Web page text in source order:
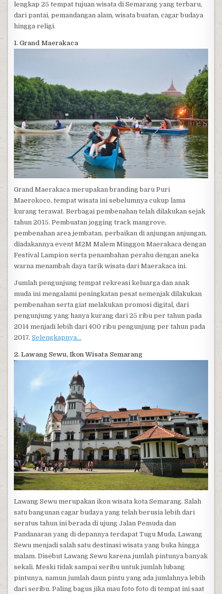
lengkap 25 tempat tujuan wisata di Semarang yang terbaru,
dari pantai, pemandangan alam, wisata buatan, cagar budaya
hingga religi.
1. Grand Maerakaca
Grand Maerakaca merupakan branding baru Puri
Maerokoco, tempat wisata ini sebelumnya cukup lama
kurang terawat. Berbagai pembenahan telah dilakukan sejak
tahun 2015. Pembuatan jogging track mangrove,
pembenahan area jembatan, perbaikan di anjungan anjungan,
diadakannya event M2M Malem Minggon Maerakaca dengan
Festival Lampion serta penambahan perahu dengan aneka
warna menambah daya tarik wisata dari Maerakaca ini.
Jumlah pengunjung tempat rekreasi keluarga dan anak
muda ini mengalami peningkatan pesat semenjak dilakukan
pembenahan serta giat melakukan promosi digital, dari
pengunjung yang hanya kurang dari 25 ribu per tahun pada
2014 menjadi lebih dari 400 ribu pengunjung per tahun pada
2017.Selengkapnya…
2. Lawang Sewu, Ikon Wisata Semarang
Lawang Sewu merupakan ikon wisata kota Semarang. Salah
satu bangunan cagar budaya yang telah berusia lebih dari
seratus tahun ini berada di ujung Jalan Pemuda dan
Pandanaran yang di depannya terdapat Tugu Muda, Lawang
Sewu menjadi salah satu destinasi wisata yang buka hingga
malam. Disebut Lawang Sewu karena jumlah pintunya banyak
sekali. Meski tidak sampai seribu untuk jumlah lubang
pintunya, namun jumlah daun pintu yang ada jumlahnya lebih
dari seribu. Paling bagus jika mau foto foto di tempat ini saat